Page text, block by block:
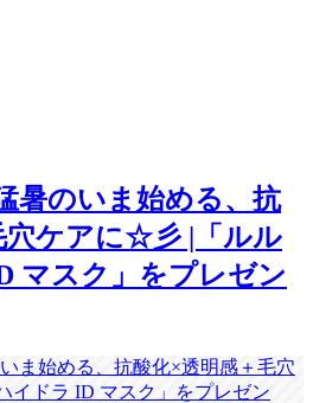
暑のいま始める、抗
穴ケアに☆彡 |「ルル
マスク」をプレゼン